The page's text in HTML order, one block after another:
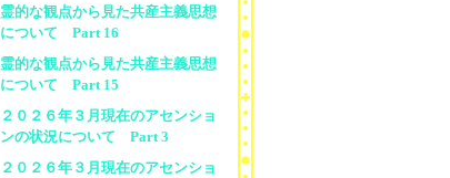
霊的な観点から見た共産主義思想
について Part 16
霊的な観点から見た共産主義思想
について Part 15
２０２６年３月現在のアセンショ
ンの状況について Part 3
２０２６年３月現在のアセンショ